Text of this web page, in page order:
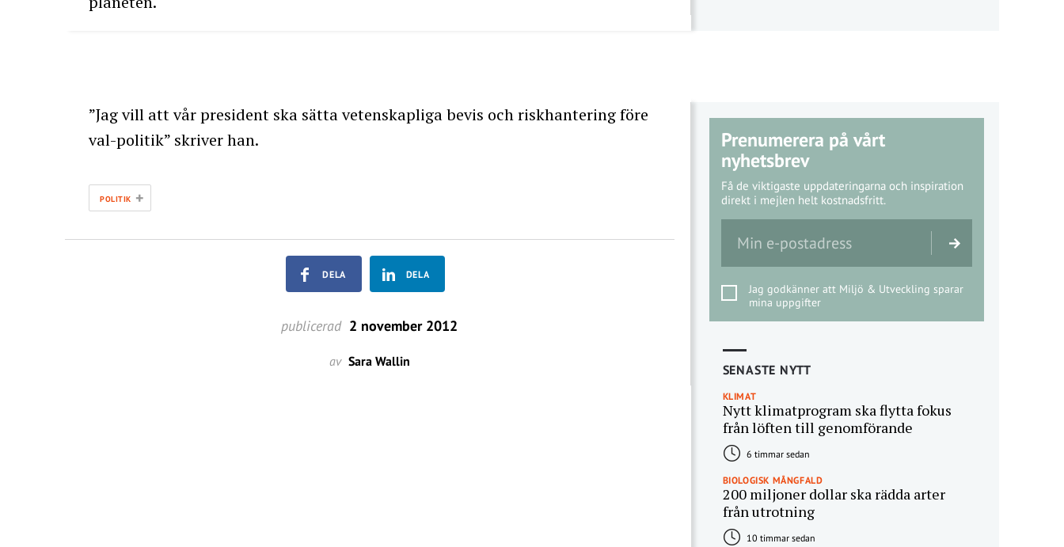
”Jag vill att vår president ska sätta vetenskapliga bevis och riskhantering före
val-politik” skriver han.
POLITIK +
DELA DELA
publicerad 2 november 2012
av Sara Wallin
Prenumerera på vårt
nyhetsbrev
Få de viktigaste uppdateringarna och inspiration
direkt i mejlen helt kostnadsfritt.
Jag godkänner att Miljö & Utveckling sparar
mina uppgifter
SENASTE NYTT
KLIMAT
Nytt klimatprogram ska flytta fokus
från löften till genomförande
6 timmar sedan
BIOLOGISK MÅNGFALD
200 miljoner dollar ska rädda arter
från utrotning
10 timmar sedan